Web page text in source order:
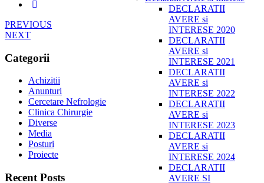
DECLARATII
AVERE si
INTERESE 2020
DECLARATII
AVERE si
INTERESE 2021
DECLARATII
AVERE si
INTERESE 2022
DECLARATII
AVERE si
INTERESE 2023
DECLARATII
AVERE si
INTERESE 2024
DECLARATII
AVERE SI
PREVIOUS
NEXT
Categorii
Achizitii
Anunturi
Cercetare Nefrologie
Clinica Chirurgie
Diverse
Media
Posturi
Proiecte
Recent Posts